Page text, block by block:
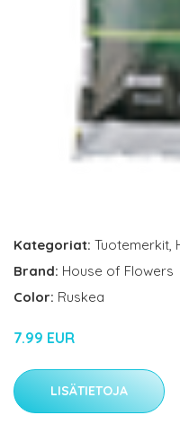
Kategoriat: Tuotemerkit,
Brand: House of Flowers
Color: Ruskea
7.99 EUR
LISÄTIETOJA